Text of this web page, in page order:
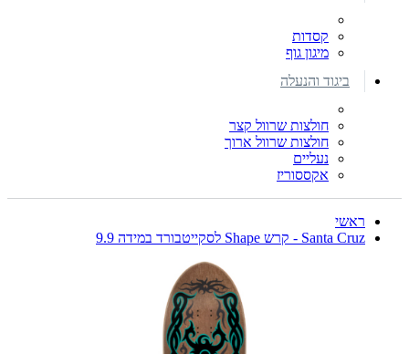
קסדות
מיגון גוף
ביגוד והנעלה
חולצות שרוול קצר
חולצות שרוול ארוך
נעליים
אקססוריז
ראשי
Santa Cruz - קרש Shape לסקייטבורד במידה 9.9